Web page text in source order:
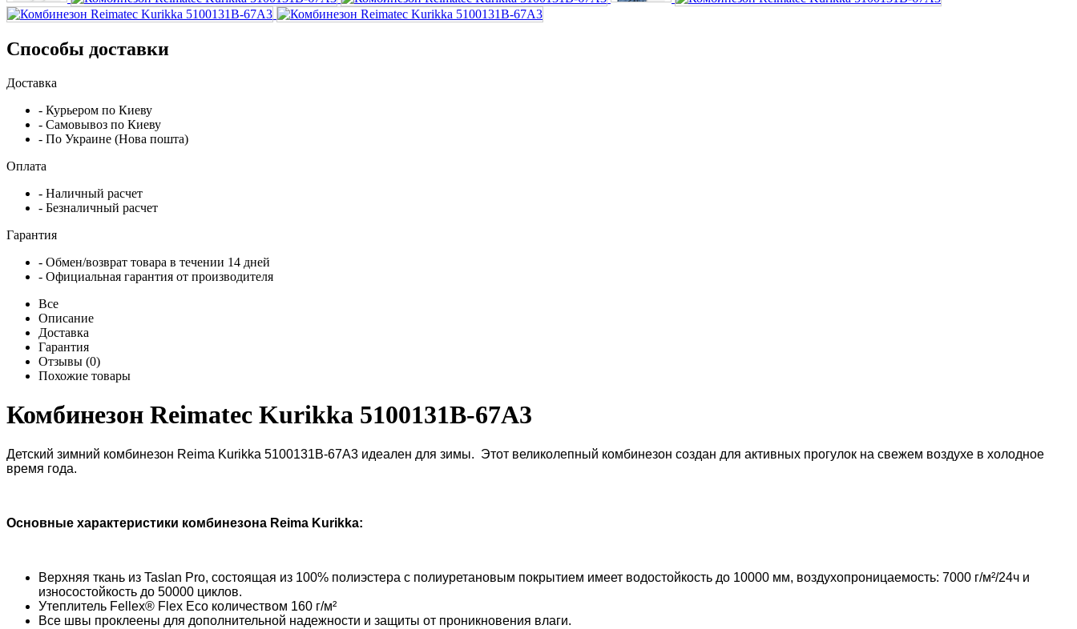
Способы доставки
Доставка
- Курьером по Киеву
- Самовывоз по Киеву
- По Украине (Нова пошта)
Оплата
- Наличный расчет
- Безналичный расчет
Гарантия
- Обмен/возврат товара в течении 14 дней
- Официальная гарантия от производителя
Все
Описание
Доставка
Гарантия
Отзывы (0)
Похожие товары
Комбинезон Reimatec Kurikka 5100131B-67A3
Детский зимний комбинезон Reima Kurikka 5100131B-67A3 идеален для зимы. Этот великолепный комбинезон создан для активных прогулок на свежем воздухе в холодное
время года.
Основные характеристики комбинезона Reima Kurikka:
Верхняя ткань из Taslan Pro, состоящая из 100% полиэстера с полиуретановым покрытием имеет водостойкость до 10000 мм, воздухопроницаемость: 7000 г/м²/24ч и
износостойкость до 50000 циклов.
Утеплитель Fellex® Flex Eco количеством 160 г/м²
Все швы проклеены для дополнительной надежности и защиты от проникновения влаги.